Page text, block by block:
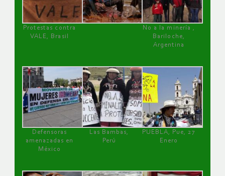
Protestas contra
VALE, Brasil
No a la minería ,
Bariloche,
Argentina
Defensoras
amenazadas en
México
Las Bambas,
Perú
PUEBLA, Pue, 27
Enero